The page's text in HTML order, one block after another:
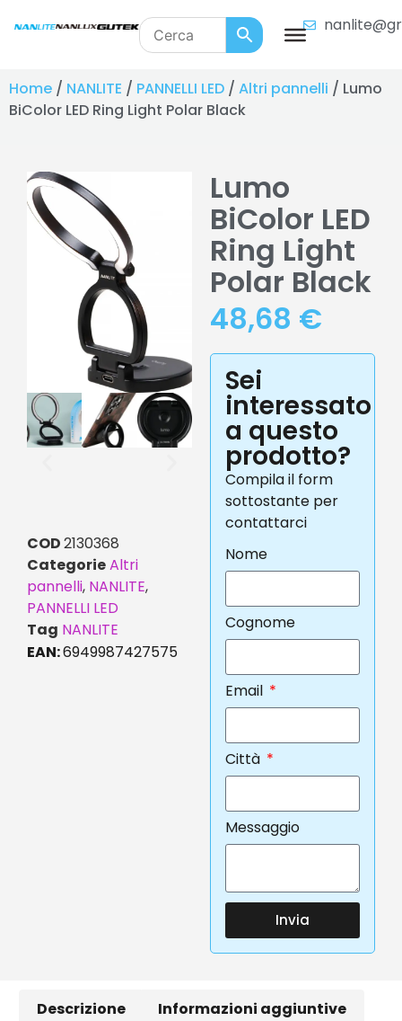
Home / NANLITE / PANNELLI LED / Altri pannelli / Lumo
BiColor LED Ring Light Polar Black
COD2130368
CategorieAltri
pannelli, NANLITE,
PANNELLI LED
Tag NANLITE
EAN:6949987427575
Lumo
BiColor LED
Ring Light
Polar Black
48,68 €
Sei
interessato
a questo
prodotto?
Compila il form
sottostante per
contattarci
Nome
Cognome
Email
Città
Messaggio
Invia
Descrizione Informazioni aggiuntive